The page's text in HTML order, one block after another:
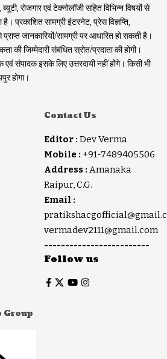
रोजगार एवं टेक्नोलॉजी सहित विभिन्न विषयों से
प्रकाशित सामग्री इंटरनेट, प्रेस विज्ञप्ति,
प्राप्त जानकारियों/सामग्री पर आधारित हो सकती है।
की जिम्मेदारी संबंधित स्रोत/प्रदाता की होगी।
संपादक इसके लिए उत्तरदायी नहीं होंगे। किसी भी
होगा।
Contact Us
Editor : Dev Verma
Mobile : +91-7489405506
Address : Amanaka
Raipur, C.G.
Email :
vermadev2111@gmail.com
-------------------------
Follow us
Group